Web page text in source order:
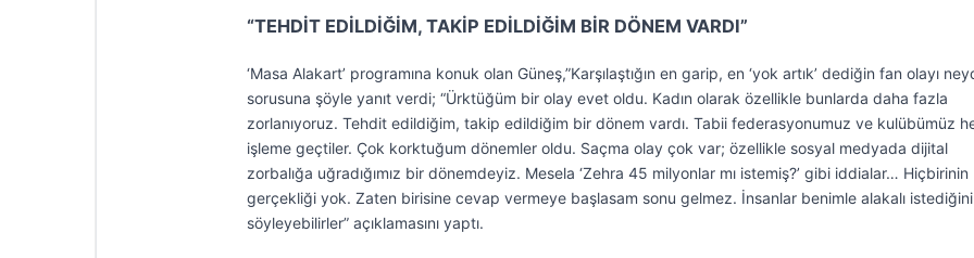
“TEHDİT EDİLDİĞİM, TAKİP EDİLDİĞİM BİR DÖNEM VARDI”
‘Masa Alakart’ programına konuk olan Güneş,”Karşılaştığın en garip, en ‘yok artık’ dediğin fan olayı
sorusuna şöyle yanıt verdi; “Ürktüğüm bir olay evet oldu. Kadın olarak özellikle bunlarda daha fazla
zorlanıyoruz. Tehdit edildiğim, takip edildiğim bir dönem vardı. Tabii federasyonumuz ve kulübümüz
işleme geçtiler. Çok korktuğum dönemler oldu. Saçma olay çok var; özellikle sosyal medyada dijital
zorbalığa uğradığımız bir dönemdeyiz. Mesela ‘Zehra 45 milyonlar mı istemiş?’ gibi iddialar… Hiçbirinin
gerçekliği yok. Zaten birisine cevap vermeye başlasam sonu gelmez. İnsanlar benimle alakalı istediğini
söyleyebilirler” açıklamasını yaptı.